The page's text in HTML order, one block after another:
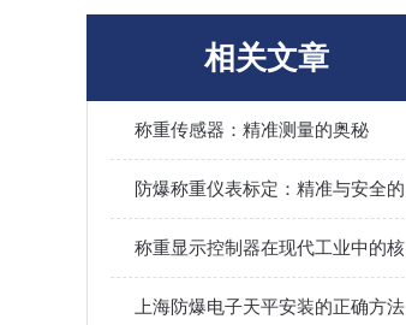
相关文章
称重传感器：精准测量的奥秘
上海防爆电子天平安装的正确方法